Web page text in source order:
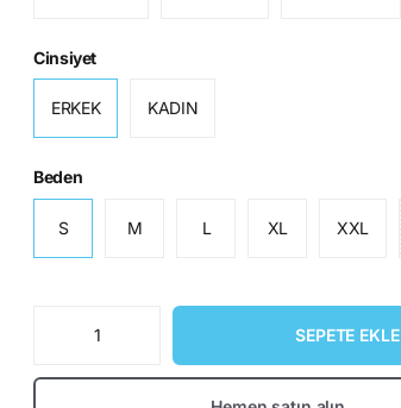
Cinsiyet
ERKEK KADIN
Beden
S M L XL XXL
SEPETE EKLE